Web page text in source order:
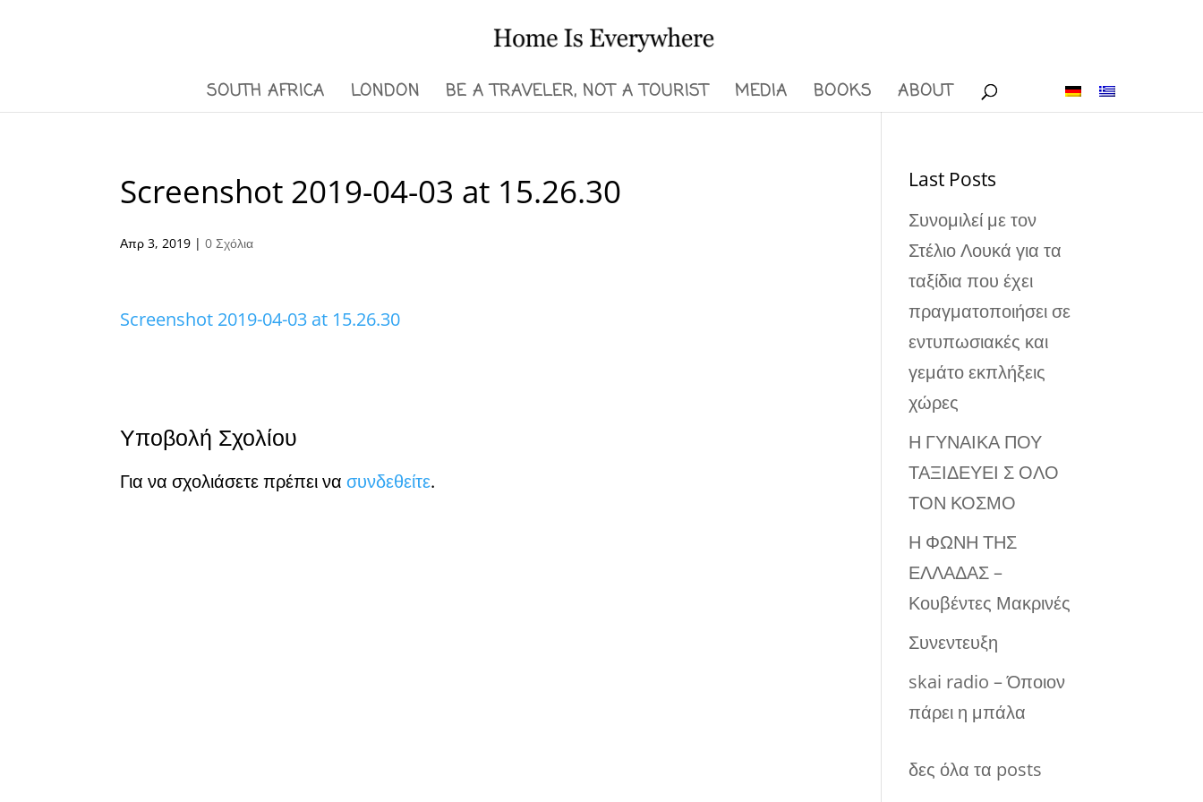
SOUTH AFRICA LONDON BE A TRAVELER, NOT A TOURIST MEDIA BOOKS ABOUT
Screenshot 2019-04-03 at 15.26.30
Απρ 3, 2019 |0 Σχόλια
Screenshot 2019-04-03 at 15.26.30
Υποβολή Σχολίου
Για να σχολιάσετε πρέπει νασυνδεθείτε.
Last Posts
Συνομιλεί με τον
Στέλιο Λουκά για τα
ταξίδια που έχει
πραγματοποιήσει σε
εντυπωσιακές και
γεμάτο εκπλήξεις
χώρες
Η ΓΥΝΑΙΚΑ ΠΟΥ
ΤΑΞΙΔΕΥΕΙ Σ ΟΛΟ
ΤΟΝ ΚΟΣΜΟ
Η ΦΩΝΗ ΤΗΣ
ΕΛΛΑΔΑΣ –
Κουβέντες Μακρινές
Συνεντευξη
skai radio – Όποιον
πάρει η μπάλα
δες όλα τα posts